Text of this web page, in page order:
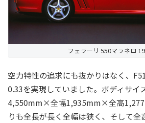
フェラーリ 550マラネロ
空力特性の追求にも抜かりはなく、
0.33を実現していました。ボディサイ
4,550mm×全幅1,935mm×全高
りも全長が長く全幅は狭く、そして全